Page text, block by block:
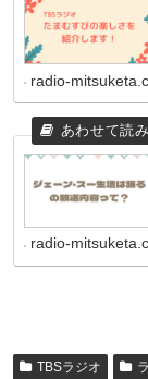
radio-
radio-
TBSラジオ